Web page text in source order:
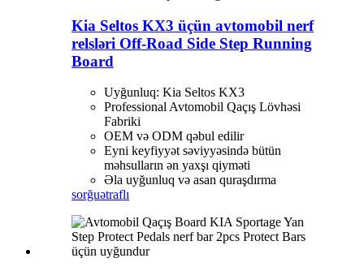
Kia Seltos KX3 üçün avtomobil nerf
relsləri Off-Road Side Step Running
Board
Uyğunluq: Kia Seltos KX3
Professional Avtomobil Qaçış Lövhəsi
Fabriki
OEM və ODM qəbul edilir
Eyni keyfiyyət səviyyəsində bütün
məhsulların ən yaxşı qiyməti
Əla uyğunluq və asan quraşdırma
sorğuətraflı